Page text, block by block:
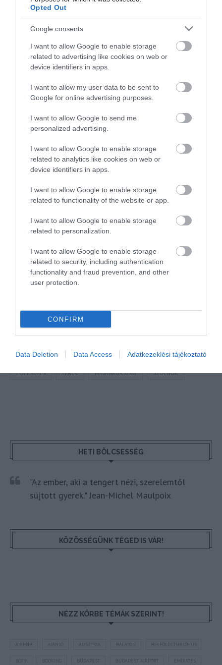
Opted Out
Google consents
I want to allow Google to enable storage
related to advertising like cookies on web or
device identifiers in apps.
I want to allow my user data to be sent to
Google for online advertising purposes.
I want to allow Google to send me
personalized advertising.
I want to allow Google to enable storage
related to analytics like cookies on web or
device identifiers in apps.
I want to allow Google to enable storage
related to functionality of the website or app.
I want to allow Google to enable storage
related to personalization.
I want to allow Google to enable storage
related to security, including authentication
functionality and fraud prevention, and other
user protection.
CONFIRM
Data Deletion Data Access Adatkezeklési tájékoztató
Érdekelnek a wellness és utazós témák?
Csatlakozz csoportunkhoz, és értesülj szállás
véleményekről, fürdős eseményekről és sok-
utazós témáról is. Oszd meg
a cikket, ha
szerinted is elég részletes volt!
Fürdőbaráti üdvözlettel,
Mr Spabook
Támogatásoddal hozzájárulhatsz, hogy további
hasznos és egyre minőségibb tartalmakat tehessek
közzé.
Megosztás
Kérem nap végén az aznapi friss cikkeket!
FEJLESZTÉS HÍREK MAGYARORSZÁG SZOLNOK
HETI BÖLCSESSÉG
"Az ember, aki a tengert nézi, szerelemtől
sújtott gyerek." Jean-Michel Maulpoix
KÖZÖSSÉGÜNK TÉGED IS VÁR!
NÉZZ KÖRBE TÉMÁK SZERINT!
AUSZTRIA BALATON BELFÖLDI TURIZMUS
BUDAPEST BUDAPEST AIRPORT EMIRATES